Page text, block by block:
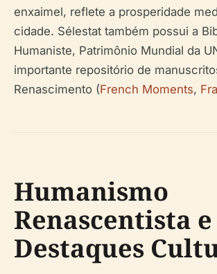
enxaimel, reflete a prosperidade
cidade. Sélestat também possui a
Humaniste, Patrimônio Mundial da
importante repositório de
Renascimento (French Moments,
Humanismo
Renascentista e
Destaques